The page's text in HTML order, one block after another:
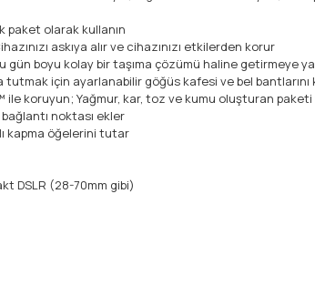
paket olarak kullanın
askıya alır ve cihazınızı etkilerden korur
boyu kolay bir taşıma çözümü haline getirmeye
için ayarlanabilir göğüs kafesi ve bel bantlarını
koruyun; Yağmur, kar, toz ve kumu oluşturan
noktası ekler
kapma öğelerini tutar
DSLR (28-70mm gibi)